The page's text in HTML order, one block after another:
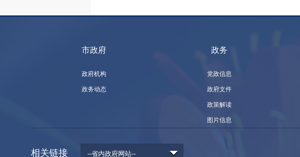
市政府
政府机构
政务动态
政务
党政信息
政府文件
政策解读
图片信息
相关链接 --省内政府网站--